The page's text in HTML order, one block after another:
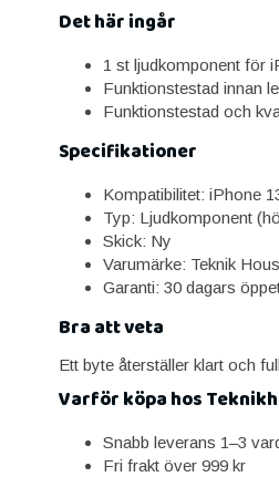
Det här ingår
1 st ljudkomponent för
Funktionstestad innan
Funktionstestad och
Specifikationer
Kompatibilitet: iPhone
Typ: Ljudkomponent
Skick: Ny
Varumärke: Teknik
Garanti: 30 dagars
Bra att veta
Ett byte återställer klart och
Varför köpa hos
Snabb leverans 1–3
Fri frakt över 999 kr